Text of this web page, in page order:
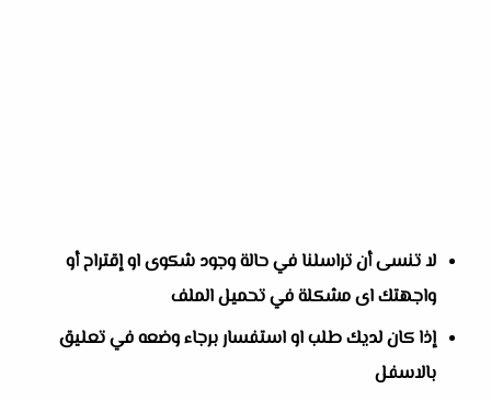
لا تنسى أن تراسلنا في حالة وجود شكوى او إقتراح أو
واجهتك اى مشكلة في تحميل الملف
إذا كان لديك طلب او استفسار برجاء وضعه في تعليق
بالاسفل